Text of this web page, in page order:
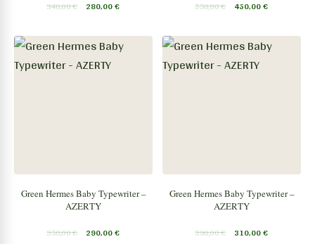
340,00€ 280,00€ 550,00€ 450,00€
Green Hermes Baby Typewriter –
AZERTY
350,00€ 290,00€
Green Hermes Baby Typewriter –
AZERTY
390,00€ 310,00€